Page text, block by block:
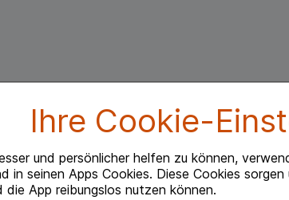
Ihre Cookie-
und persönlicher helfen zu können,
in seinen Apps Cookies. Diese Cookies
die App reibungslos nutzen können.